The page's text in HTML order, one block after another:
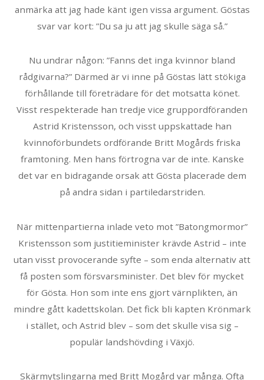
anmärka att jag hade känt igen vissa argument. Göstas
svar var kort: ”Du sa ju att jag skulle säga så.”
Nu undrar någon: ”Fanns det inga kvinnor bland
rådgivarna?” Därmed är vi inne på Göstas lätt stökiga
förhållande till företrädare för det motsatta könet.
Visst respekterade han tredje vice gruppordföranden
Astrid Kristensson, och visst uppskattade han
kvinnoförbundets ordförande Britt Mogårds friska
framtoning. Men hans förtrogna var de inte. Kanske
det var en bidragande orsak att Gösta placerade dem
på andra sidan i partiledarstriden.
När mittenpartierna inlade veto mot ”Batongmormor”
Kristensson som justitieminister krävde Astrid – inte
utan visst provocerande syfte – som enda alternativ att
få posten som försvarsminister. Det blev för mycket
för Gösta. Hon som inte ens gjort värnplikten, än
mindre gått kadettskolan. Det fick bli kapten Krönmark
i stället, och Astrid blev – som det skulle visa sig –
populär landshövding i Växjö.
Skärmytslingarna med Britt Mogård var många. Ofta